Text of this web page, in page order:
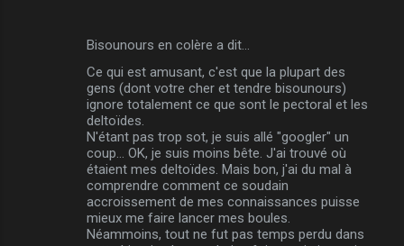
Bisounours en colère a dit…
Ce qui est amusant, c'est que la plupart des
gens (dont votre cher et tendre bisounours)
ignore totalement ce que sont le pectoral et les
deltoïdes.
N'étant pas trop sot, je suis allé "googler" un
coup... OK, je suis moins bête. J'ai trouvé où
étaient mes deltoïdes. Mais bon, j'ai du mal à
comprendre comment ce soudain
accroissement de mes connaissances puisse
mieux me faire lancer mes boules.
Néammoins, tout ne fut pas temps perdu dans